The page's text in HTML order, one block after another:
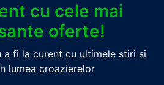
cu cele mai
oferte!
a fi la curent cu ultimele stiri si
lumea croazierelor